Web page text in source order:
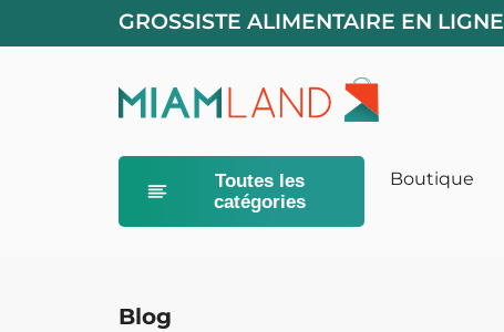
GROSSISTE ALIMENTAIRE EN LIGNE
Toutes les
catégories
Boutique
Blog